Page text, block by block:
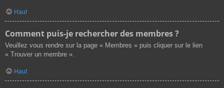
Haut
Comment puis-je rechercher des membres ?
Veuillez vous rendre sur la page « Membres » puis cliquer sur le lien
« Trouver un membre ».
Haut